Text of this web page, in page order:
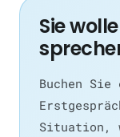
Sie
Buchen
Situation,